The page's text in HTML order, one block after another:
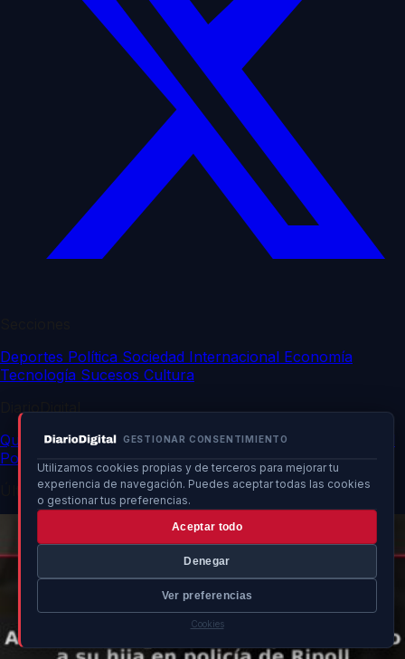
GESTIONAR CONSENTIMIENTO
Utilizamos cookies propias y de terceros para mejorar tu
experiencia de navegación. Puedes aceptar todas las cookies
o gestionar tus preferencias.
Aceptar todo
Denegar
Ver preferencias
Cookies
Deportes Política Sociedad Internacional Economía
Tecnología Sucesos Cultura
DiarioDigital
Quiénes somosContactoPublicidadPolítica de privacidad
Política de cookies
Últimas noticias